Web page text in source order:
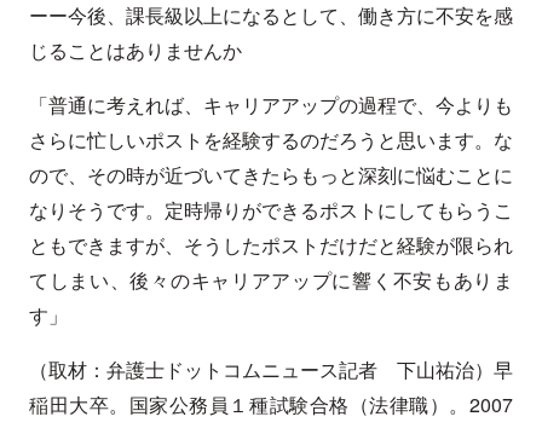
ーー今後、課長級以上になるとして、働き方に不安を感
じることはありませんか
「普通に考えれば、キャリアアップの過程で、今よりも
さらに忙しいポストを経験するのだろうと思います。な
ので、その時が近づいてきたらもっと深刻に悩むことに
なりそうです。定時帰りができるポストにしてもらうこ
ともできますが、そうしたポストだけだと経験が限られ
てしまい、後々のキャリアアップに響く不安もありま
す」
（取材：弁護士ドットコムニュース記者 下山祐治）早
稲田大卒。国家公務員１種試験合格（法律職）。2007